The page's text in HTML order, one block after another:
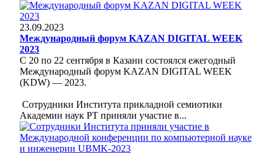
23.09.2023
Международный форум KAZAN DIGITAL WEEK
2023
С 20 по 22 сентября в Казани состоялся ежегодный
Международный форум KAZAN DIGITAL WEEK
(KDW) — 2023.
Сотрудники Института прикладной семиотики
Академии наук РТ приняли участие в...